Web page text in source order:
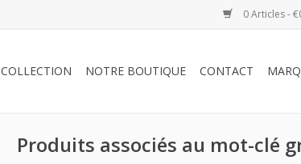
0 Articles -
COLLECTION NOTRE BOUTIQUE CONTACT
Produits associés au mot-clé